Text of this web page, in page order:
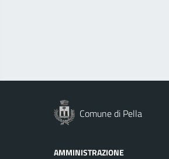
Comune di Pella
AMMINISTRAZIONE